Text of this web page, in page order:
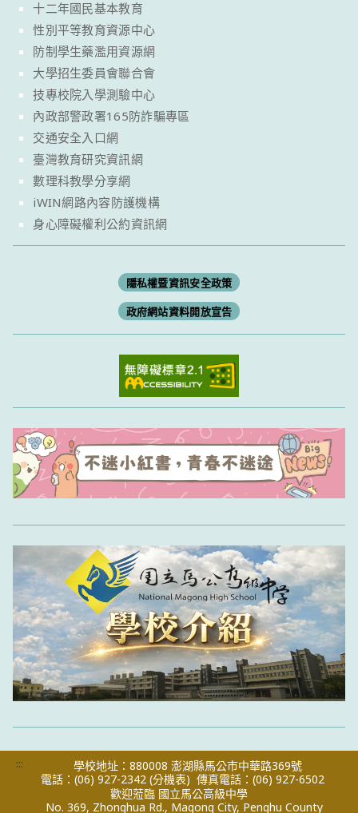
十二年國民基本教育
性別平等教育資源中心
防制學生藥濫用資源網
大學招生委員會聯合會
技專校院入學測驗中心
內政部警政署165防詐騙專區
交通安全入口網
臺灣教育研究資訊網
數理科教學分享網
iWIN網路內容防護機構
身心障礙權利公約資訊網
隱私權暨資訊安全政策
政府網站資料開放宣告
:::
學校地址：880008 澎湖縣馬公市中華路369號
電話：(06) 927-2342 (分機表) 傳真電話：(06) 927-6502
歡迎蒞臨 國立馬公高級中學
No. 369, Zhonghua Rd., Magong City, Penghu County